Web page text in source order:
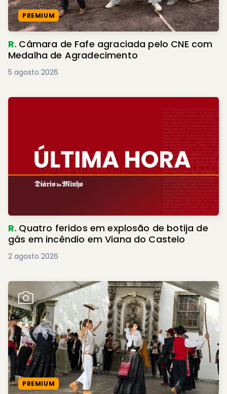
PREMIUM
R. Câmara de Fafe agraciada pelo CNE com
Medalha de Agradecimento
5 agosto 2026
R. Quatro feridos em explosão de botija de
gás em incêndio em Viana do Castelo
2 agosto 2026
PREMIUM